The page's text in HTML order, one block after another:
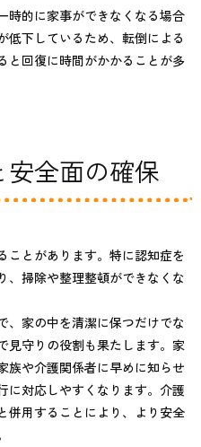
時的に家事ができなくなる場合
低下しているため、転倒による
と回復に時間がかかることが多
全面の確保
ことがあります。特に認知症を
、掃除や整理整頓ができなくな
、家の中を清潔に保つだけでな
見守りの役割も果たします。家
族や介護関係者に早めに知らせ
に対応しやすくなります。介護
併用することにより、より安全